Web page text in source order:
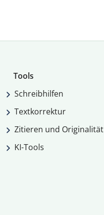
Tools
Schreibhilfen
Textkorrektur
Zitieren und Originalität
KI-Tools